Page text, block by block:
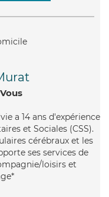
a 14 ans d'expérience
et Sociales (CSS).
cérébraux et les
ses services de
loisirs et